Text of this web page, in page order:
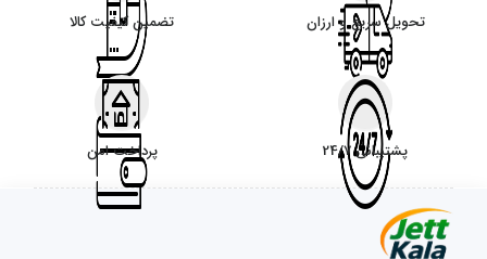
تحویل سریع و ارزان تضمین کیفیت کالا
پشتیبانی 24/7 پرداخت امن